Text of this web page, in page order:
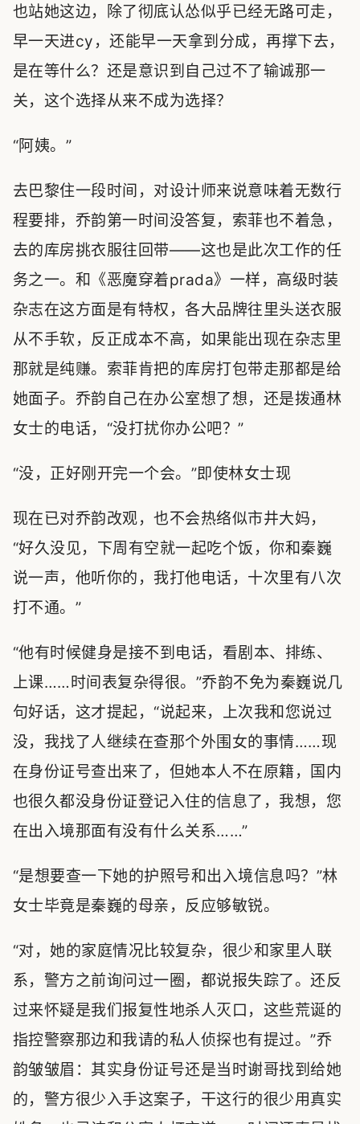
也站她这边，除了彻底认怂似乎已经无路可走，
早一天进cy，还能早一天拿到分成，再撑下去，
是在等什么？还是意识到自己过不了输诚那一
关，这个选择从来不成为选择？
“阿姨。”
去巴黎住一段时间，对设计师来说意味着无数行
程要排，乔韵第一时间没答复，索菲也不着急，
去的库房挑衣服往回带——这也是此次工作的任
务之一。和《恶魔穿着prada》一样，高级时装
杂志在这方面是有特权，各大品牌往里头送衣服
从不手软，反正成本不高，如果能出现在杂志里
那就是纯赚。索菲肯把的库房打包带走那都是给
她面子。乔韵自己在办公室想了想，还是拨通林
女士的电话，“没打扰你办公吧？”
“没，正好刚开完一个会。”即使林女士现
现在已对乔韵改观，也不会热络似市井大妈，
“好久没见，下周有空就一起吃个饭，你和秦巍
说一声，他听你的，我打他电话，十次里有八次
打不通。”
“他有时候健身是接不到电话，看剧本、排练、
上课……时间表复杂得很。”乔韵不免为秦巍说几
句好话，这才提起，“说起来，上次我和您说过
没，我找了人继续在查那个外围女的事情……现
在身份证号查出来了，但她本人不在原籍，国内
也很久都没身份证登记入住的信息了，我想，您
在出入境那面有没有什么关系……”
“是想要查一下她的护照号和出入境信息吗？”林
女士毕竟是秦巍的母亲，反应够敏锐。
“对，她的家庭情况比较复杂，很少和家里人联
系，警方之前询问过一圈，都说报失踪了。还反
过来怀疑是我们报复性地杀人灭口，这些荒诞的
指控警察那边和我请的私人侦探也有提过。”乔
韵皱皱眉：其实身份证号还是当时谢哥找到给她
的，警方很少入手这案子，干这行的很少用真实